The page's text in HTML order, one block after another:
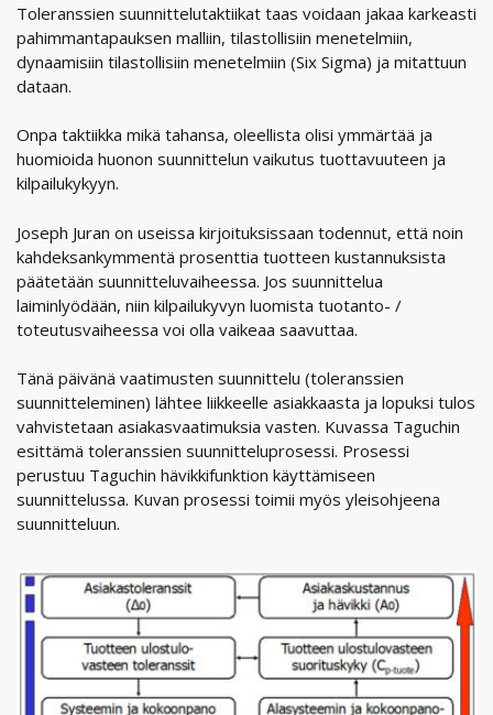
Toleranssien suunnittelutaktiikat taas voidaan jakaa karkeasti
pahimmantapauksen malliin, tilastollisiin menetelmiin,
dynaamisiin tilastollisiin menetelmiin (Six Sigma) ja mitattuun
dataan.
Onpa taktiikka mikä tahansa, oleellista olisi ymmärtää ja
huomioida huonon suunnittelun vaikutus tuottavuuteen ja
kilpailukykyyn.
Joseph Juran on useissa kirjoituksissaan todennut, että noin
kahdeksankymmentä prosenttia tuotteen kustannuksista
päätetään suunnitteluvaiheessa. Jos suunnittelua
laiminlyödään, niin kilpailukyvyn luomista tuotanto- /
toteutusvaiheessa voi olla vaikeaa saavuttaa.
Tänä päivänä vaatimusten suunnittelu (toleranssien
suunnitteleminen) lähtee liikkeelle asiakkaasta ja lopuksi tulos
vahvistetaan asiakasvaatimuksia vasten. Kuvassa Taguchin
esittämä toleranssien suunnitteluprosessi. Prosessi
perustuu Taguchin hävikkifunktion käyttämiseen
suunnittelussa. Kuvan prosessi toimii myös yleisohjeena
suunnitteluun.